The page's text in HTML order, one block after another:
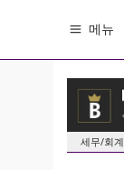
메뉴
세무/회계